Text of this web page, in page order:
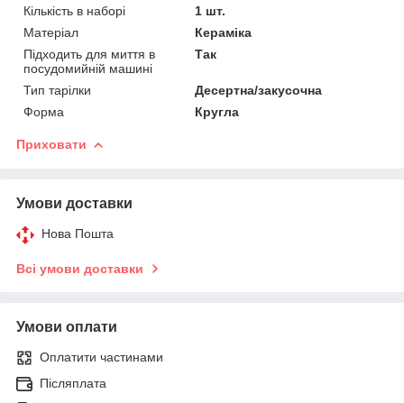
Кількість в наборі
1 шт.
Матеріал
Кераміка
Підходить для миття в
посудомийній машині
Так
Тип тарілки
Десертна/закусочна
Форма
Кругла
Приховати
Умови доставки
Нова Пошта
Всі умови доставки
Умови оплати
Оплатити частинами
Післяплата